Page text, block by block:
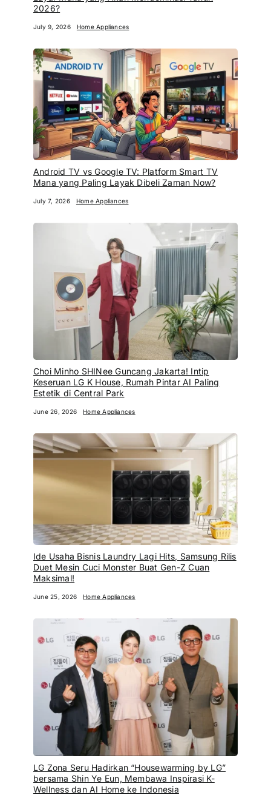
2026?
July 9, 2026 Home Appliances
Android TV vs Google TV: Platform Smart TV
Mana yang Paling Layak Dibeli Zaman Now?
July 7, 2026 Home Appliances
Choi Minho SHINee Guncang Jakarta! Intip
Keseruan LG K House, Rumah Pintar AI Paling
Estetik di Central Park
June 26, 2026 Home Appliances
Ide Usaha Bisnis Laundry Lagi Hits, Samsung Rilis
Duet Mesin Cuci Monster Buat Gen-Z Cuan
Maksimal!
June 25, 2026 Home Appliances
LG Zona Seru Hadirkan “Housewarming by LG”
bersama Shin Ye Eun, Membawa Inspirasi K-
Wellness dan AI Home ke Indonesia